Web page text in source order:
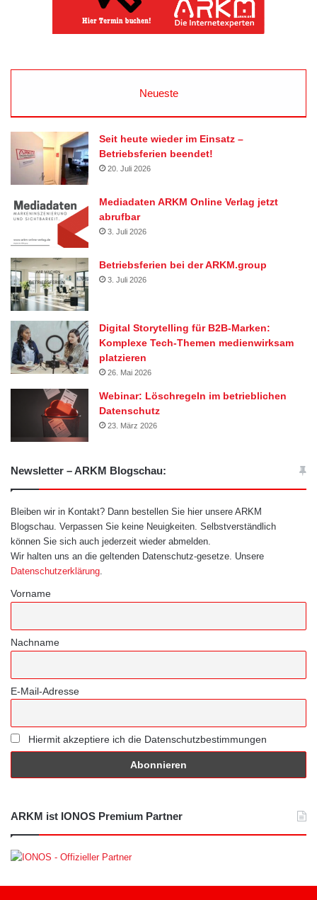
Neueste
Seit heute wieder im Einsatz –
Betriebsferien beendet!
20. Juli 2026
Mediadaten ARKM Online Verlag jetzt
abrufbar
3. Juli 2026
Betriebsferien bei der ARKM.group
3. Juli 2026
Digital Storytelling für B2B-Marken:
Komplexe Tech-Themen medienwirksam
platzieren
26. Mai 2026
Webinar: Löschregeln im betrieblichen
Datenschutz
23. März 2026
Newsletter – ARKM Blogschau:
Bleiben wir in Kontakt? Dann bestellen Sie hier unsere ARKM
Blogschau. Verpassen Sie keine Neuigkeiten. Selbstverständlich
können Sie sich auch jederzeit wieder abmelden.
Wir halten uns an die geltenden Datenschutz-gesetze. Unsere
Datenschutzerklärung.
Vorname
Nachname
E-Mail-Adresse
Hiermit akzeptiere ich die Datenschutzbestimmungen
ARKM ist IONOS Premium Partner